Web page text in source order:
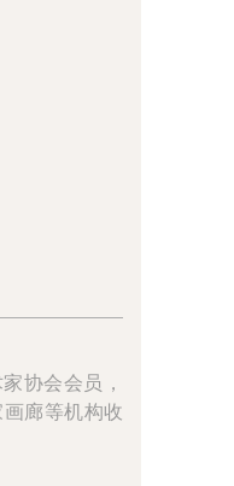
协会会员，
廊等机构收